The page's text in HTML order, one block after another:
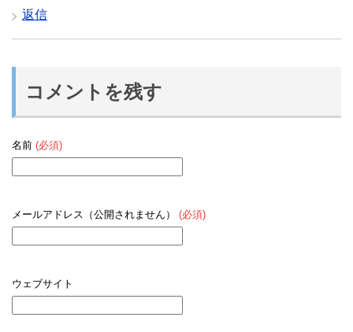
返信
コメントを残す
名前 (必須)
メールアドレス（公開されません） (必須)
ウェブサイト